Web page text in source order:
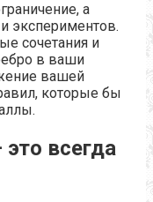
а
экспериментов.
сочетания и
в ваши
вашей
которые бы
всегда